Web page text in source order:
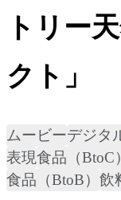
トリー
クト」
ムービーデジタ
表現食品（BtoC）
食品（BtoB） 飲